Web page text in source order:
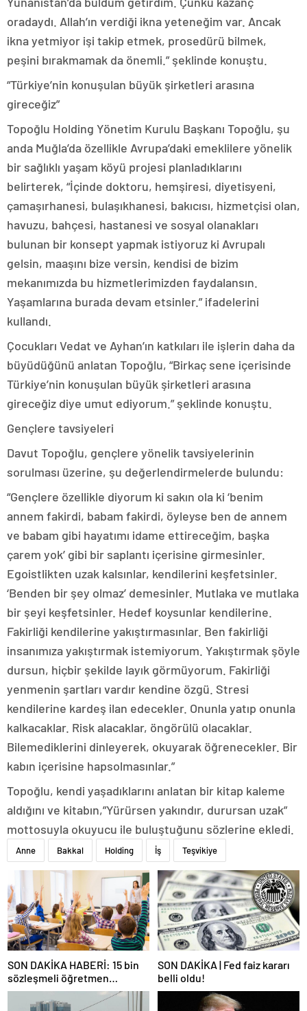
oradaydı. Allah’ın verdiği ikna yeteneğim var. Ancak
ikna yetmiyor işi takip etmek, prosedürü bilmek,
peşini bırakmamak da önemli.” şeklinde konuştu.
“Türkiye’nin konuşulan büyük şirketleri arasına
gireceğiz”
Topoğlu Holding Yönetim Kurulu Başkanı Topoğlu, şu
anda Muğla’da özellikle Avrupa’daki emeklilere yönelik
bir sağlıklı yaşam köyü projesi planladıklarını
belirterek, “İçinde doktoru, hemşiresi, diyetisyeni,
çamaşırhanesi, bulaşıkhanesi, bakıcısı, hizmetçisi olan,
havuzu, bahçesi, hastanesi ve sosyal olanakları
bulunan bir konsept yapmak istiyoruz ki Avrupalı
gelsin, maaşını bize versin, kendisi de bizim
mekanımızda bu hizmetlerimizden faydalansın.
Yaşamlarına burada devam etsinler.” ifadelerini
kullandı.
Çocukları Vedat ve Ayhan’ın katkıları ile işlerin daha da
büyüdüğünü anlatan Topoğlu, “Birkaç sene içerisinde
Türkiye’nin konuşulan büyük şirketleri arasına
gireceğiz diye umut ediyorum.” şeklinde konuştu.
Gençlere tavsiyeleri
Davut Topoğlu, gençlere yönelik tavsiyelerinin
sorulması üzerine, şu değerlendirmelerde bulundu:
“Gençlere özellikle diyorum ki sakın ola ki ‘benim
annem fakirdi, babam fakirdi, öyleyse ben de annem
ve babam gibi hayatımı idame ettireceğim, başka
çarem yok’ gibi bir saplantı içerisine girmesinler.
Egoistlikten uzak kalsınlar, kendilerini keşfetsinler.
‘Benden bir şey olmaz’ demesinler. Mutlaka ve mutlaka
bir şeyi keşfetsinler. Hedef koysunlar kendilerine.
Fakirliği kendilerine yakıştırmasınlar. Ben fakirliği
insanımıza yakıştırmak istemiyorum. Yakıştırmak şöyle
dursun, hiçbir şekilde layık görmüyorum. Fakirliği
yenmenin şartları vardır kendine özgü. Stresi
kendilerine kardeş ilan edecekler. Onunla yatıp onunla
kalkacaklar. Risk alacaklar, öngörülü olacaklar.
Bilemediklerini dinleyerek, okuyarak öğrenecekler. Bir
kabın içerisine hapsolmasınlar.”
Topoğlu, kendi yaşadıklarını anlatan bir kitap kaleme
aldığını ve kitabın,”Yürürsen yakındır, durursan uzak”
mottosuyla okuyucu ile buluştuğunu sözlerine ekledi.
Anne Bakkal Holding İş Teşvikiye
SON DAKİKA HABERİ: 15 bin
sözleşmeli öğretmen
atamasında sözlü sınava hak
kazanan adaylar açıklandı
SON DAKİKA | Fed faiz kararı
belli oldu!